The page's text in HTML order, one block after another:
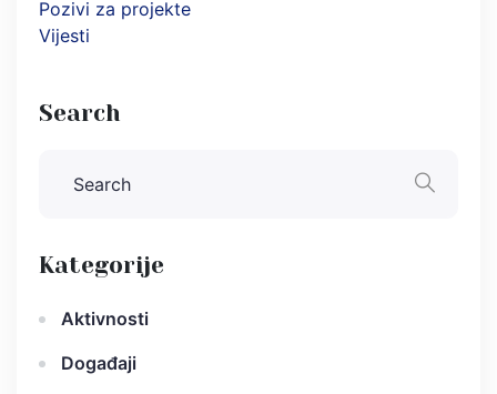
Pozivi za projekte
Vijesti
Search
Kategorije
Aktivnosti
Događaji